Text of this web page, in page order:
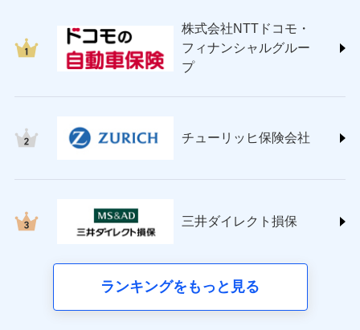
ＳＯＭＰＯダイレクト損害保険株式会社
(https://www.sompo-direct.co.jp/)
チューリッヒ保険会社 (https://www.zurich.co.jp/)
(https://www.nisshinfire.co.jp/)
(https://www.petfamilyins.co.jp/)
ins.com/)
三井ダイレクト損害保険株式会社
株式会社NTTドコモ・
フィナンシャルグルー
プ
チューリッヒ保険会社
三井ダイレクト損保
ランキングをもっと見る